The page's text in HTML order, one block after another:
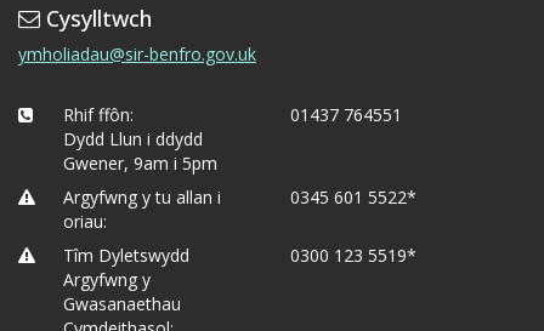
Cysylltwch
ymholiadau@sir-benfro.gov.uk
Rhif ffôn:
Dydd Llun i ddydd
Gwener, 9am i 5pm
01437 764551
Argyfwng y tu allan i
oriau:
0345 601 5522*
Tîm Dyletswydd
Argyfwng y
Gwasanaethau
0300 123 5519*